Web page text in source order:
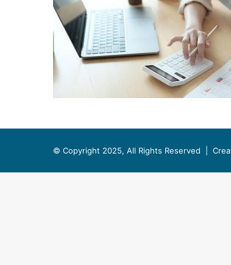
© Copyright 2025, All Rights Reserved |